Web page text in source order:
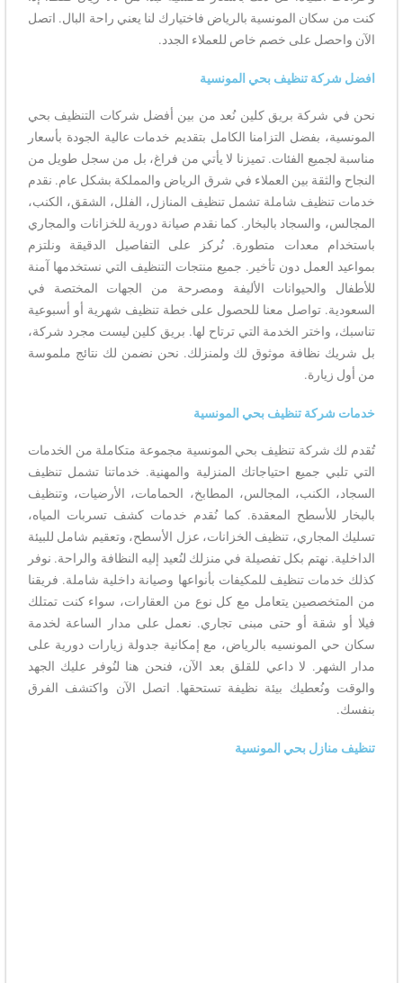
كنت من سكان المونسية بالرياض فاختيارك لنا يعني راحة البال. اتصل
الآن واحصل على خصم خاص للعملاء الجدد.
افضل شركة تنظيف بحي المونسية
نحن في شركة بريق كلين نُعد من بين أفضل شركات التنظيف بحي
المونسية، بفضل التزامنا الكامل بتقديم خدمات عالية الجودة بأسعار
مناسبة لجميع الفئات. تميزنا لا يأتي من فراغ، بل من سجل طويل من
النجاح والثقة بين العملاء في شرق الرياض والمملكة بشكل عام. نقدم
خدمات تنظيف شاملة تشمل تنظيف المنازل، الفلل، الشقق، الكنب،
المجالس، والسجاد بالبخار. كما نقدم صيانة دورية للخزانات والمجاري
باستخدام معدات متطورة. نُركز على التفاصيل الدقيقة ونلتزم
بمواعيد العمل دون تأخير. جميع منتجات التنظيف التي نستخدمها آمنة
للأطفال والحيوانات الأليفة ومصرحة من الجهات المختصة في
السعودية. تواصل معنا للحصول على خطة تنظيف شهرية أو أسبوعية
تناسبك، واختر الخدمة التي ترتاح لها. بريق كلين ليست مجرد شركة،
بل شريك نظافة موثوق لك ولمنزلك. نحن نضمن لك نتائج ملموسة
من أول زيارة.
خدمات شركة تنظيف بحي المونسية
تُقدم لك شركة تنظيف بحي المونسية مجموعة متكاملة من الخدمات
التي تلبي جميع احتياجاتك المنزلية والمهنية. خدماتنا تشمل تنظيف
السجاد، الكنب، المجالس، المطابخ، الحمامات، الأرضيات، وتنظيف
بالبخار للأسطح المعقدة. كما نُقدم خدمات كشف تسربات المياه،
تسليك المجاري، تنظيف الخزانات، عزل الأسطح، وتعقيم شامل للبيئة
الداخلية. نهتم بكل تفصيلة في منزلك لنُعيد إليه النظافة والراحة. نوفر
كذلك خدمات تنظيف للمكيفات بأنواعها وصيانة داخلية شاملة. فريقنا
من المتخصصين يتعامل مع كل نوع من العقارات، سواء كنت تمتلك
فيلا أو شقة أو حتى مبنى تجاري. نعمل على مدار الساعة لخدمة
سكان حي المونسيه بالرياض، مع إمكانية جدولة زيارات دورية على
مدار الشهر. لا داعي للقلق بعد الآن، فنحن هنا لنُوفر عليك الجهد
والوقت ونُعطيك بيئة نظيفة تستحقها. اتصل الآن واكتشف الفرق
بنفسك.
تنظيف منازل بحي المونسية